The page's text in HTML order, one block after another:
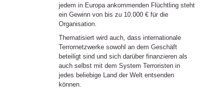
jedem in Europa ankommenden Flüchtling steht
ein Gewinn von bis zu 10.000 € für die
Organisation.
Thematisiert wird auch, dass internationale
Terrornetzwerke sowohl an dem Geschäft
beteiligt sind und sich darüber finanzieren als
auch selbst mit dem System Terroristen in
jedes beliebige Land der Welt entsenden
können.